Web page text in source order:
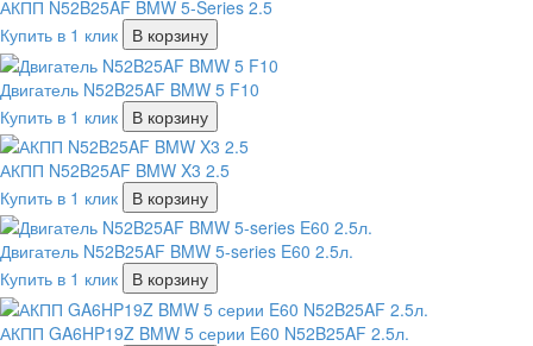
АКПП N52B25AF BMW 5-Series 2.5
Купить в 1 клик
В корзину
Двигатель N52B25AF BMW 5 F10
Купить в 1 клик
В корзину
АКПП N52B25AF BMW X3 2.5
Купить в 1 клик
В корзину
Двигатель N52B25AF BMW 5-series E60 2.5л.
Купить в 1 клик
В корзину
АКПП GA6HP19Z BMW 5 серии E60 N52B25AF 2.5л.